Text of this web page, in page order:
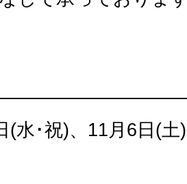
水･祝)、11月6日(土